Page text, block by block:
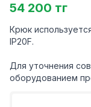
54 200 тг
Крюк
IP20F.
Для уточнения
оборудованием